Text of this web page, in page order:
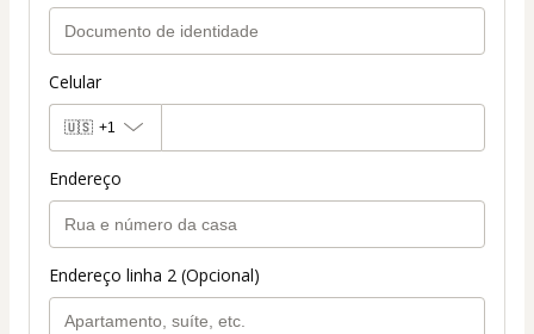
Celular
🇺🇸 +1
Endereço
Endereço linha 2 (Opcional)